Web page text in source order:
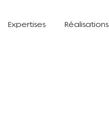
Expertises Réalisations